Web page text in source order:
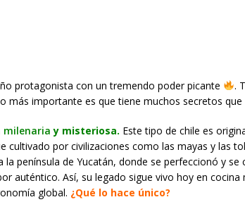
protagonista con un tremendo poder picante
.
más importante es que tiene muchos secretos
milenaria y misteriosa. Este tipo de chile es
cultivado por civilizaciones como las mayas y las
la península de Yucatán, donde se perfeccionó y
auténtico. Así, su legado sigue vivo hoy en
global. ¿Qué lo hace único?